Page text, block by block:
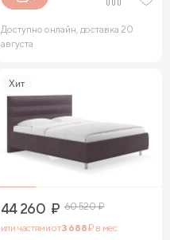
Доступно онлайн, доставка 20
августа
Хит
44 260 ₽ 60 520₽
или частями от3 688₽ в мес.